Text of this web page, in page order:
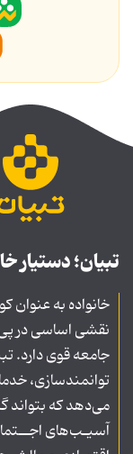
تبیان؛ دستیار
خانواده به
نقشی اساسی در
جامعه قوی دارد.
توانمندسازی،
می‌دهد که
آسیـب‌های